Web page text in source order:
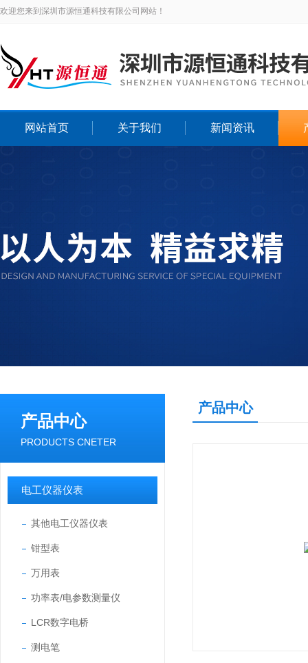
欢迎您来到深圳市源恒通科技有限公司网站！
网站首页 关于我们 新闻资讯
产品中心
PRODUCTS CNETER
电工仪器仪表
其他电工仪器仪表
钳型表
万用表
功率表/电参数测量仪
LCR数字电桥
测电笔
产品中心